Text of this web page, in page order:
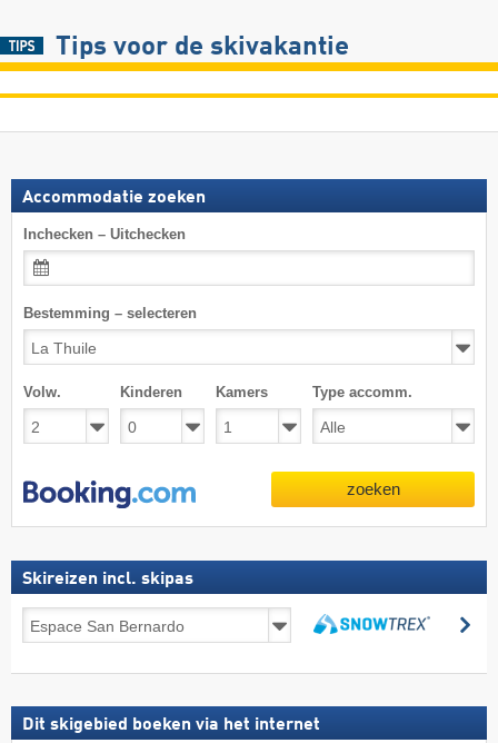
Tips voor de skivakantie
Accommodatie zoeken
Inchecken – Uitchecken
Bestemming – selecteren
Volw. Kinderen Kamers Type accomm.
zoeken
Skireizen incl. skipas
incl.
Dit skigebied boeken via het internet